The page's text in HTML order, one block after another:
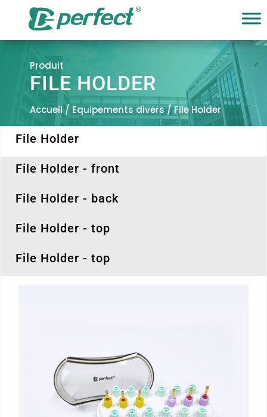
Produit
FILE HOLDER
Accueil/Equipements divers/ File Holder
File Holder
File Holder - front
File Holder - back
File Holder - top
File Holder - top